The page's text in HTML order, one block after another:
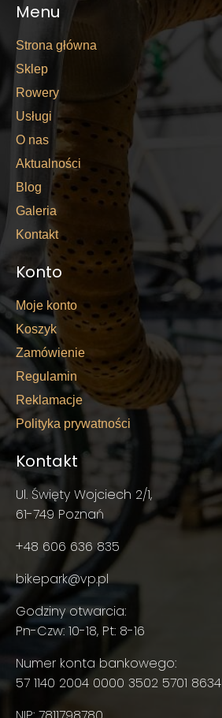
Menu
Strona główna
Sklep
Rowery
Usługi
O nas
Aktualności
Blog
Galeria
Kontakt
Konto
Moje konto
Koszyk
Zamówienie
Regulamin
Reklamacje
Polityka prywatności
Kontakt
Ul. Święty Wojciech 2/1,
61-749 Poznań
+48 606 636 835
bikepark@vp.pl
Godziny otwarcia:
Pn-Czw: 10-18, Pt: 8-16
Numer konta bankowego:
57 1140 2004 0000 3502 5701 8634